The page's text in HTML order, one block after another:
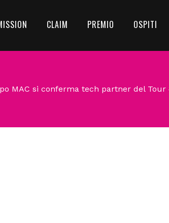
CLAIM PREMIO OSPITI
MAC si conferma tech partner del Tour